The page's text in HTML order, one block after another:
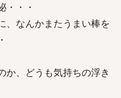
・・・
、なんかまたうまい棒を
か、どうも気持ちの浮き